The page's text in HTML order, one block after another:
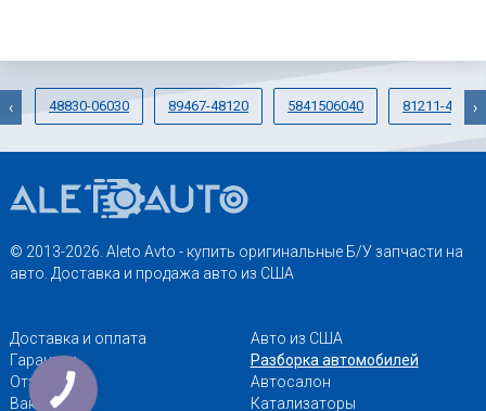
48830-06030 89467-48120 5841506040 81211-42061
‹ ›
© 2013-2026. Aleto Avto - купить оригинальные Б/У запчасти на
авто. Доставка и продажа авто из США
Доставка и оплата
Гарантии
Отзывы
Вакансии
Авто из США
Разборка автомобилей
Автосалон
Катализаторы